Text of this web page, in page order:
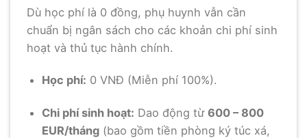
Dù học phí là 0 đồng, phụ huynh vẫn cần
chuẩn bị ngân sách cho các khoản chi phí sinh
hoạt và thủ tục hành chính.
Học phí: 0 VNĐ (Miễn phí 100%).
Chi phí sinh hoạt: Dao động từ 600 – 800
EUR/tháng(bao gồm tiền phòng ký túc xá,